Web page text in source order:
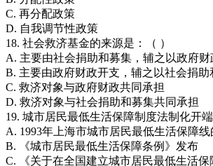
C. 再分配政策
D. 自我调节性政策
18. 社会救济基金的来源是：（ ）
A. 主要由社会捐助和募集，辅之以政府财
B. 主要由政府财政开支，辅之以社会捐助
C. 救济对象与政府财政共同承担
D. 救济对象与社会捐助和募集共同承担
19. 城市居民最低生活保障制度法制化开端
A. 1993年上海市城市居民最低生活保障线
B. 《城市居民最低生活保障条例》发布
C. 《关于在全国建立城市居民最低生活